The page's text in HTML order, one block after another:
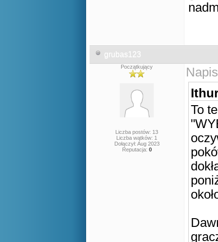
grubas123
Początkujący
Liczba postów: 13
Liczba wątków: 1
Dołączył: Aug 2023
Reputacja: 0
To